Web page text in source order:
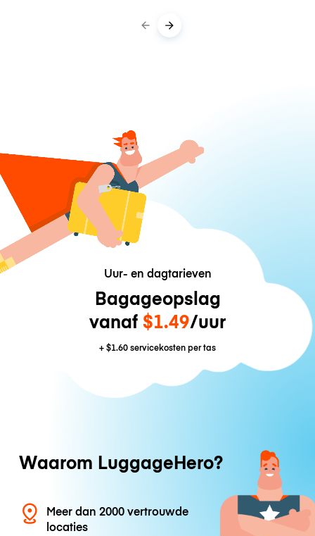
Uur- en dagtarieven
Bagageopslag
vanaf $1.49/uur
+$1.60servicekosten per tas
Waarom LuggageHero?
Meer dan 2000 vertrouwde
locaties